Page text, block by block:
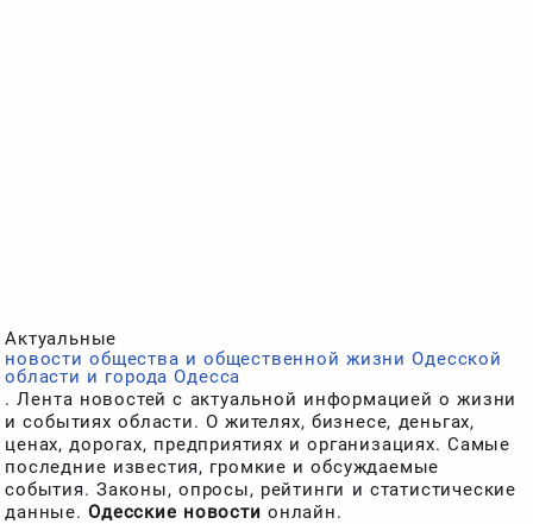
Актуальные
новости общества и общественной жизни Одесской
области и города Одесса
. Лента новостей с актуальной информацией о жизни
и событиях области. О жителях, бизнесе, деньгах,
ценах, дорогах, предприятиях и организациях. Самые
последние известия, громкие и обсуждаемые
события. Законы, опросы, рейтинги и статистические
данные.Одесские новости онлайн.